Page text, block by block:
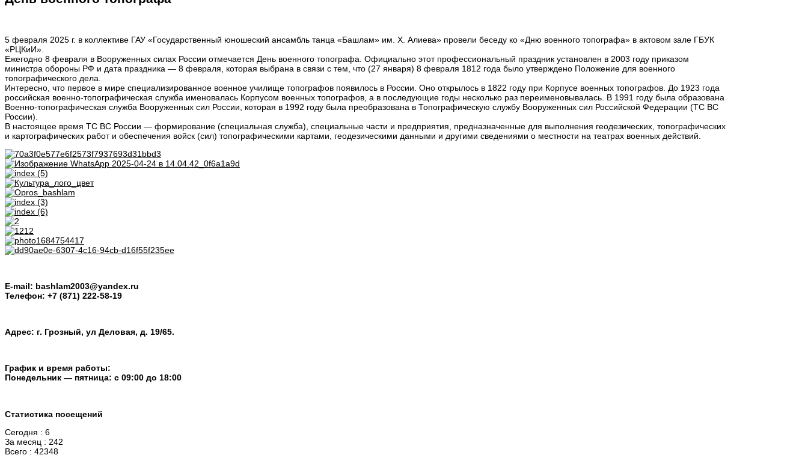
5 февраля 2025 г. в коллективе ГАУ «Государственный юношеский ансамбль танца «Башлам» им. Х. Алиева» провели беседу ко «Дню военного топографа» в актовом зале ГБУК
«РЦКиИ».
Ежегодно 8 февраля в Вооруженных силах России отмечается День военного топографа. Официально этот профессиональный праздник установлен в 2003 году приказом
министра обороны РФ и дата праздника — 8 февраля, которая выбрана в связи с тем, что (27 января) 8 февраля 1812 года было утверждено Положение для военного
топографического дела.
Интересно, что первое в мире специализированное военное училище топографов появилось в России. Оно открылось в 1822 году при Корпусе военных топографов. До 1923 года
российская военно-топографическая служба именовалась Корпусом военных топографов, а в последующие годы несколько раз переименовывалась. В 1991 году была образована
Военно-топографическая служба Вооруженных сил России, которая в 1992 году была преобразована в Топографическую службу Вооруженных сил Российской Федерации (ТС ВС
России).
В настоящее время ТС ВС России — формирование (специальная служба), специальные части и предприятия, предназначенные для выполнения геодезических, топографических
и картографических работ и обеспечения войск (сил) топографическими картами, геодезическими данными и другими сведениями о местности на театрах военных действий.
E-mail: bashlam2003@yandex.ru
Телефон: +7 (871) 222-58-19
Адрес: г. Грозный, ул Деловая, д. 19/65.
График и время работы:
Понедельник — пятница: с 09:00 до 18:00
Статистика посещений
Сегодня : 6
За месяц : 242
Всего : 42348